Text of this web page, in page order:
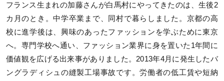
フランス生まれの加藤さんが白馬村にやってきたのは、生後2
カ月のとき。中学卒業まで、同村で暮らしました。京都の高
校に進学後は、興味のあったファッションを学ぶために東京
へ。専門学校へ通い、ファッション業界に身を置いた1年間に
価値観を広げる出来事がありました。2013年4月に発生したバ
ングラディシュの縫製工場事故です。労働者の低工賃や短納